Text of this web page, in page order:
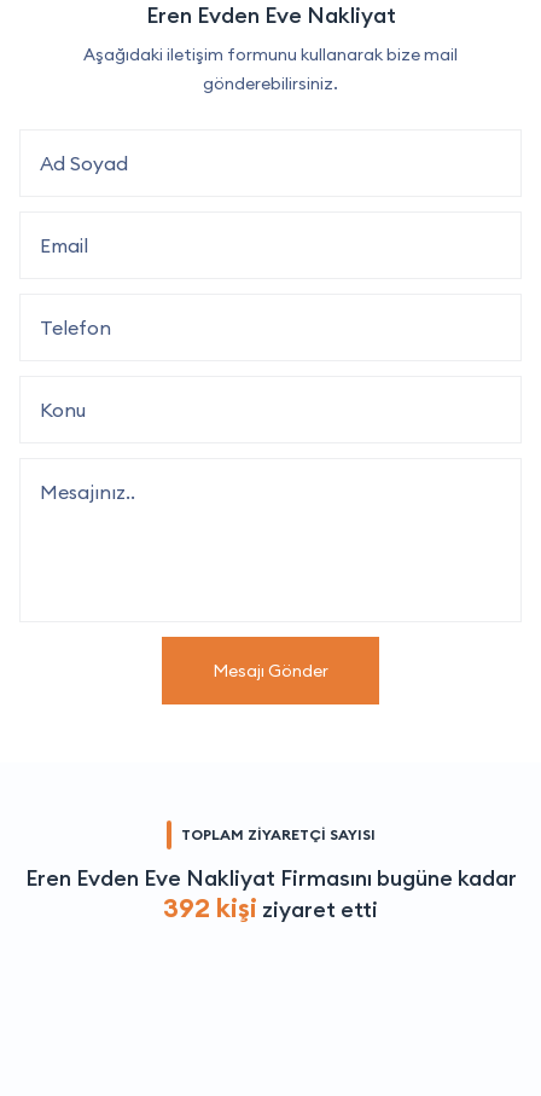
Eren Evden Eve Nakliyat
Aşağıdaki iletişim formunu kullanarak bize mail
gönderebilirsiniz.
Mesajı Gönder
TOPLAM ZİYARETÇİ SAYISI
Eren Evden Eve Nakliyat Firmasını bugüne kadar
392 kişi ziyaret etti